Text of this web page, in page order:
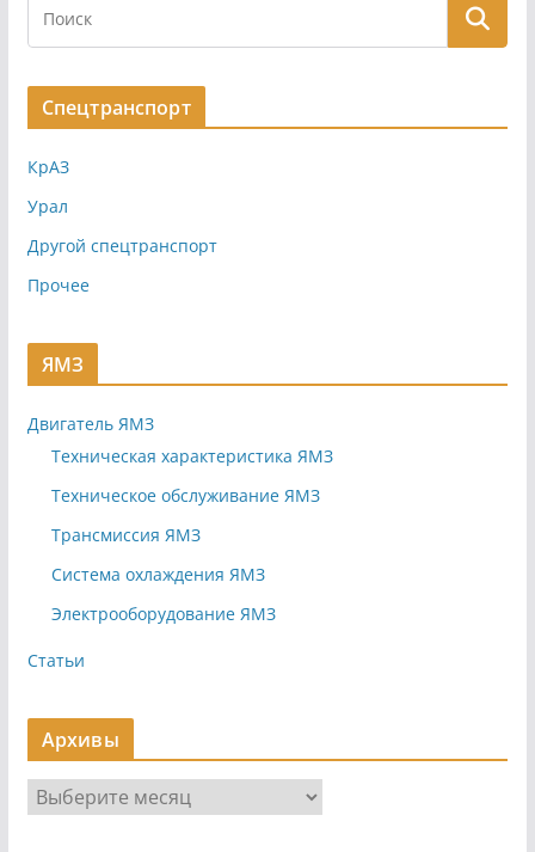
Спецтранспорт
КрАЗ
Урал
Другой спецтранспорт
Прочее
ЯМЗ
Двигатель ЯМЗ
Техническая характеристика ЯМЗ
Техническое обслуживание ЯМЗ
Трансмиссия ЯМЗ
Система охлаждения ЯМЗ
Электрооборудование ЯМЗ
Статьи
Архивы
р